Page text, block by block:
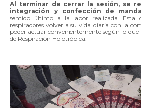
Al terminar de cerrar la sesión, se
integración y confección de
sentido último a la labor realizada. Esta
respiradores volver a su vida diaria con la
poder actuar convenientemente según lo que
de Respiración Holotrópica.